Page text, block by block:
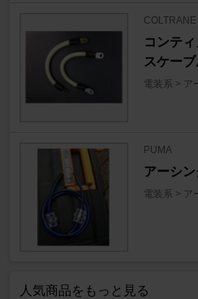
COLTRANE
コンテ
スケー
電装系 > ア
PUMA
アーシ
電装系 > ア
人気商品をもっと見る